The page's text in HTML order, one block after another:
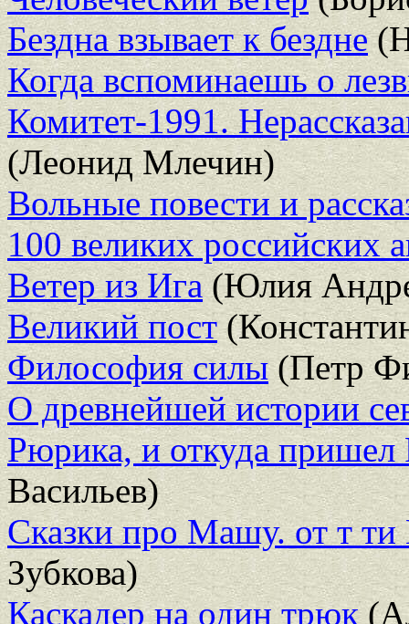
Бездна взывает к бездне
Когда вспоминаешь о
Комитет-1991.
(Леонид Млечин)
Вольные повести и
100 великих российских
Ветер из Ига(Юлия
Великий пост
Философия силы(Петр
О древнейшей истории
Рюрика, и откуда пришел
Васильев)
Сказки про Машу. от т
Зубкова)
Каскадер на один трюк